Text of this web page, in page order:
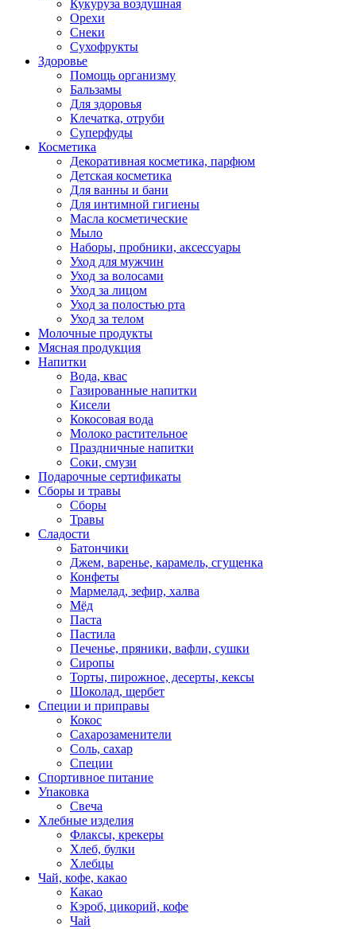
Кукуруза воздушная
Орехи
Снеки
Сухофрукты
Здоровье
Помощь организму
Бальзамы
Для здоровья
Клечатка, отруби
Суперфуды
Косметика
Декоративная косметика, парфюм
Детская косметика
Для ванны и бани
Для интимной гигиены
Масла косметические
Мыло
Наборы, пробники, аксессуары
Уход для мужчин
Уход за волосами
Уход за лицом
Уход за полостью рта
Уход за телом
Молочные продукты
Мясная продукция
Напитки
Вода, квас
Газированные напитки
Кисели
Кокосовая вода
Молоко растительное
Праздничные напитки
Соки, смузи
Подарочные сертификаты
Сборы и травы
Сборы
Травы
Сладости
Батончики
Джем, варенье, карамель, сгущенка
Конфеты
Мармелад, зефир, халва
Мёд
Паста
Пастила
Печенье, пряники, вафли, сушки
Сиропы
Торты, пирожное, десерты, кексы
Шоколад, щербет
Специи и приправы
Кокос
Сахарозаменители
Соль, сахар
Специи
Спортивное питание
Упаковка
Свеча
Хлебные изделия
Флаксы, крекеры
Хлеб, булки
Хлебцы
Чай, кофе, какао
Какао
Кэроб, цикорий, кофе
Чай